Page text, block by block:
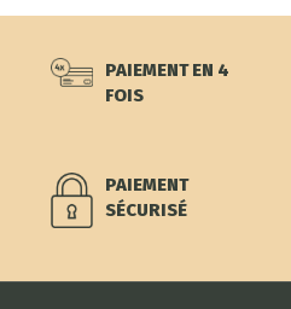
PAIEMENT EN 4
FOIS
PAIEMENT
SÉCURISÉ